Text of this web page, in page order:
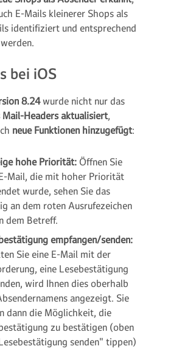
E-Mails kleinerer Shops als
identifiziert und entsprechend
bei iOS
8.24wurde nicht nur das
Mail-Headers aktualisiert,
neue Funktionen hinzugefügt:
hohe Priorität: Öffnen Sie
Mail, die mit hoher Priorität
wurde, sehen Sie das
an dem roten Ausrufezeichen
dem Betreff.
empfangen/senden:
Sie eine E-Mail mit der
eine Lesebestätigung
wird Ihnen dies oberhalb
angezeigt. Sie
dann die Möglichkeit, die
zu bestätigen (oben
senden" tippen)